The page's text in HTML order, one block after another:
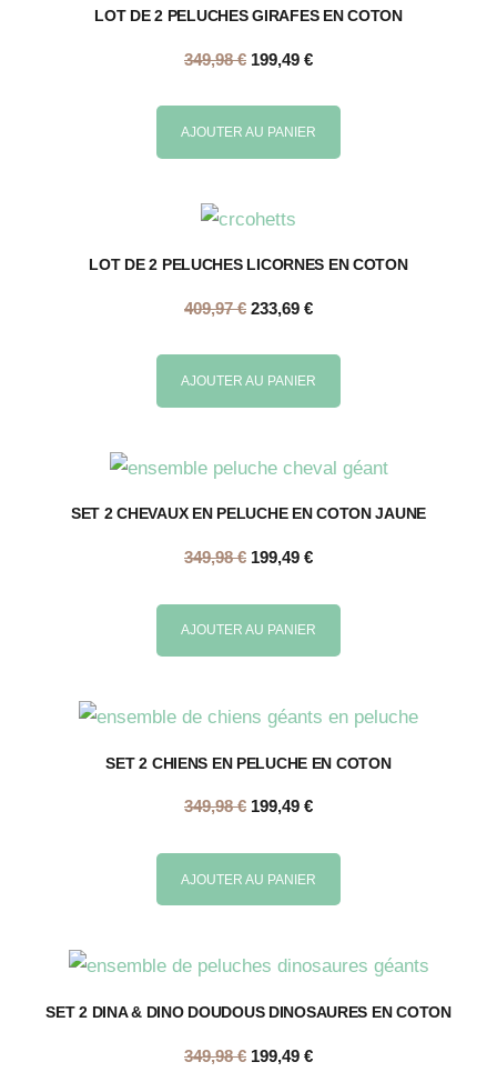
LOT DE 2 PELUCHES GIRAFES EN COTON
349,98€ 199,49 €
AJOUTER AU PANIER
LOT DE 2 PELUCHES LICORNES EN COTON
409,97€ 233,69 €
AJOUTER AU PANIER
SET 2 CHEVAUX EN PELUCHE EN COTON JAUNE
349,98€ 199,49 €
AJOUTER AU PANIER
SET 2 CHIENS EN PELUCHE EN COTON
349,98€ 199,49 €
AJOUTER AU PANIER
SET 2 DINA & DINO DOUDOUS DINOSAURES EN COTON
349,98€ 199,49 €